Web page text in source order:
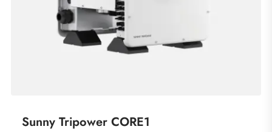
Sunny Tripower CORE1